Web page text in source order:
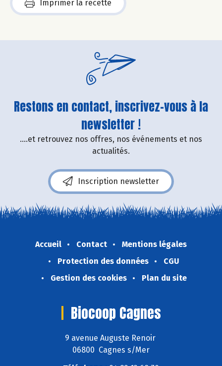
Imprimer la recette
Restons en contact, inscrivez-vous à la
newsletter !
....et retrouvez nos offres, nos événements et nos
actualités.
Inscription newsletter
Accueil Contact
Mentions légales
Protection des données
CGU
Gestion des cookies
Plan du site
Biocoop Cagnes
9 avenue Auguste Renoir
06800 Cagnes s/Mer